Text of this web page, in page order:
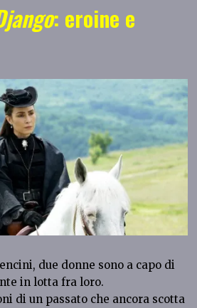
: eroine e
due donne sono a capo di
in lotta fra loro.
di un passato che ancora scotta